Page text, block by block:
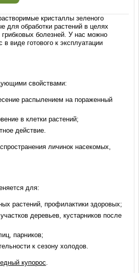
кристаллы зеленого
для обработки растений в целях
болезней. У нас можно
в виде готового к эксплуатации
свойствами:
распылением на пораженный
в клетки растений;
действие.
личинок насекомых,
для:
растений, профилактики здоровых;
деревьев, кустарников после
парников;
к сезону холодов.
купорос.